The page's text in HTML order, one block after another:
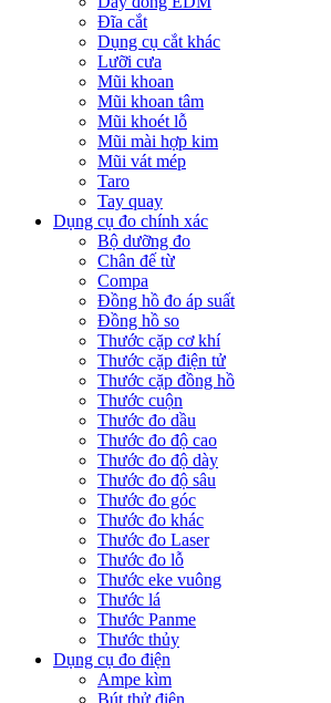
Đĩa cắt
Dụng cụ cắt khác
Lưỡi cưa
Mũi khoan
Mũi khoan tâm
Mũi khoét lỗ
Mũi mài hợp kim
Mũi vát mép
Taro
Tay quay
Dụng cụ đo chính xác
Bộ dưỡng đo
Chân đế từ
Compa
Đồng hồ đo áp suất
Đồng hồ so
Thước cặp cơ khí
Thước cặp điện tử
Thước cặp đồng hồ
Thước cuộn
Thước đo dầu
Thước đo độ cao
Thước đo độ dày
Thước đo độ sâu
Thước đo góc
Thước đo khác
Thước đo Laser
Thước đo lỗ
Thước eke vuông
Thước lá
Thước Panme
Thước thủy
Dụng cụ đo điện
Ampe kìm
Bút thử điện